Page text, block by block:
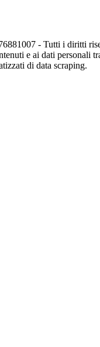
- Tutti i diritti
e ai dati personali
di data scraping.